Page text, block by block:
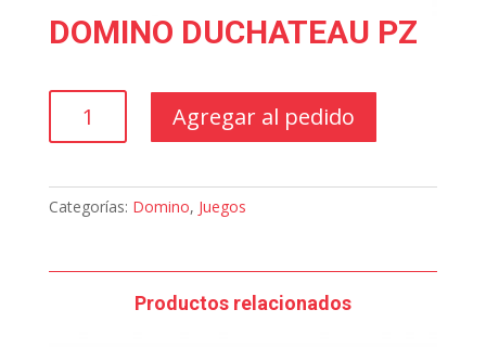
DOMINO DUCHATEAU PZ
DUCHATEAU
Agregar al pedido
Categorías: Domino, Juegos
Productos relacionados